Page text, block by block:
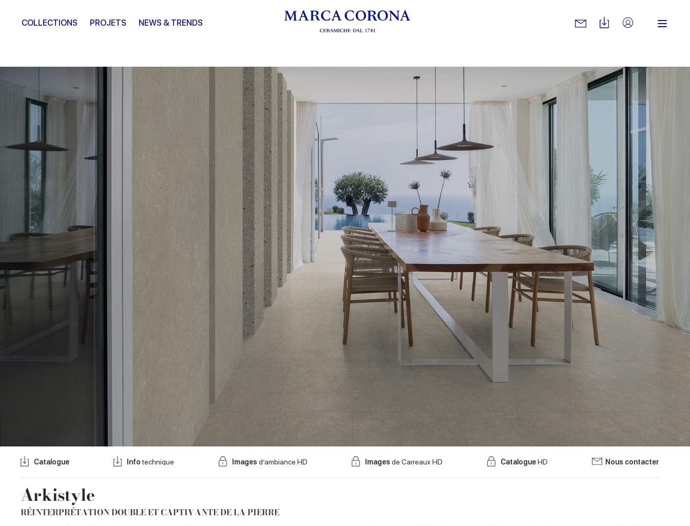
COLLECTIONS PROJETS NEWS & TRENDS
Arkistyle
RÉINTERPRÉTATION DOUBLE ET CAPTIVANTE DE LA PIERRE
Catalogue Infotechnique Images d’ambiance HD Imagesde Carreaux HD CatalogueHD Nous contacter